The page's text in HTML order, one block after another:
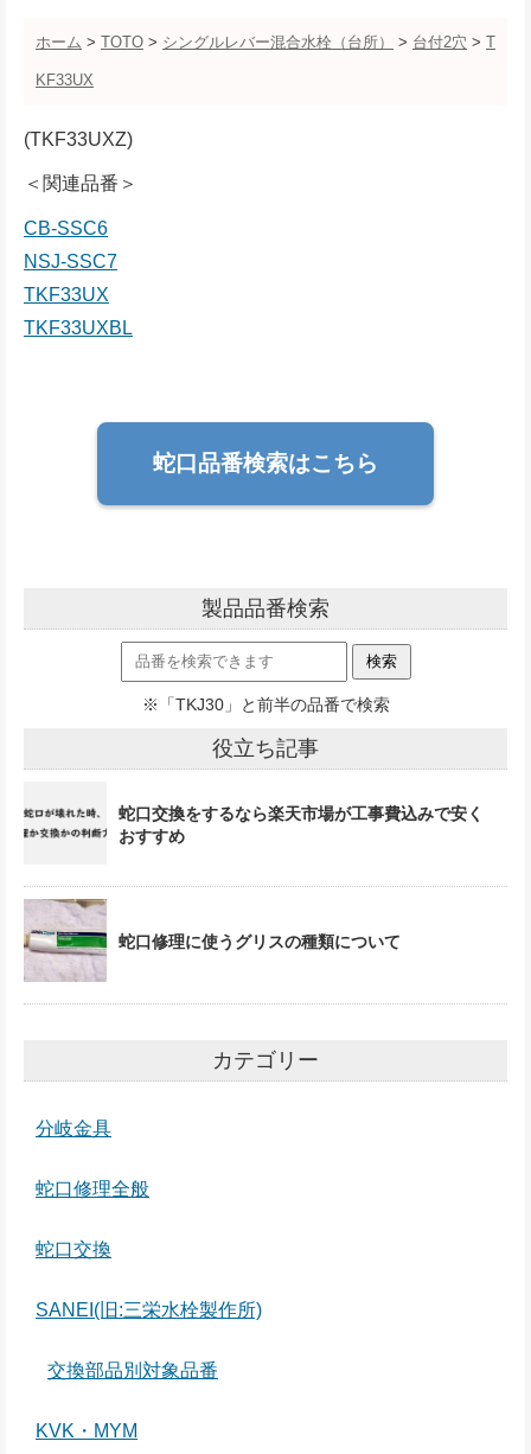
ホーム > TOTO > シングルレバー混合水栓（台所） > 台付2穴 > T
KF33UX
(TKF33UXZ)
＜関連品番＞
CB-SSC6
NSJ-SSC7
TKF33UX
TKF33UXBL
蛇口品番検索はこちら
製品品番検索
※「TKJ30」と前半の品番で検索
役立ち記事
蛇口交換をするなら楽天市場が工事費込みで安く
おすすめ
蛇口修理に使うグリスの種類について
カテゴリー
分岐金具
蛇口修理全般
蛇口交換
SANEI(旧:三栄水栓製作所)
交換部品別対象品番
KVK・MYM